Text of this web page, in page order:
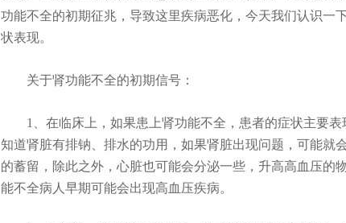
功能不全的初期征兆，导致这里疾病恶化，今天我们认识一
状表现。
关于肾功能不全的初期信号：
1、在临床上，如果患上肾功能不全，患者的症状主要表
知道肾脏有排钠、排水的功用，如果肾脏出现问题，可能就
的蓄留，除此之外，心脏也可能会分泌一些，升高高血压的
能不全病人早期可能会出现高血压疾病。